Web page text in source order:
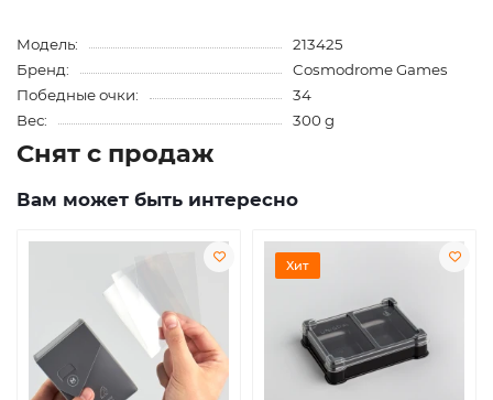
Модель:
213425
Бренд:
Cosmodrome Games
Победные очки:
34
Вес:
300 g
Снят с продаж
Вам может быть интересно
Хит